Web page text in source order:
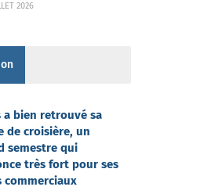
2026
a bien retrouvé sa
de croisière, un
semestre qui
très fort pour ses
commerciaux